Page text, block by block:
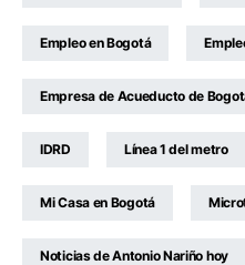
Empleo en Bogotá
Empresa de Acueducto de
IDRD Línea 1 del metro
Mi Casa en Bogotá
Noticias de Antonio Nariño hoy